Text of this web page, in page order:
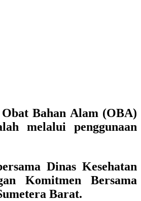
Bahan Alam (OBA)
melalui penggunaan
Dinas Kesehatan
Komitmen Bersama
Barat.